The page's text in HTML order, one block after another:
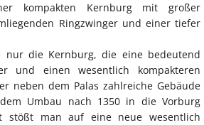
kompakten Kernburg mit großer
Ringzwinger und einer tiefer
nur die Kernburg, die eine bedeutend
und einen wesentlich kompakteren
neben dem Palas zahlreiche Gebäude
Umbau nach 1350 in die Vorburg
stößt man auf eine neue wesentlich